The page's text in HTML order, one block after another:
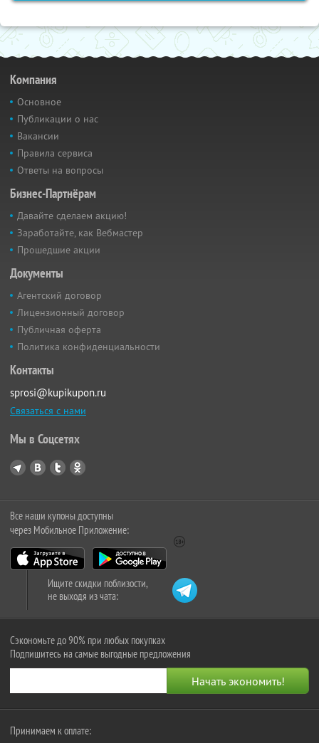
Компания
Основное
Публикации о нас
Вакансии
Правила сервиса
Ответы на вопросы
Бизнес-Партнёрам
Давайте сделаем акцию!
Заработайте, как Вебмастер
Прошедшие акции
Документы
Агентский договор
Лицензионный договор
Публичная оферта
Политика конфиденциальности
Контакты
sprosi@kupikupon.ru
Связаться с нами
Мы в Соцсетях
Все наши купоны доступны
через Мобильное Приложение:
Ищите скидки поблизости,
не выходя из чата:
Сэкономьте до 90% при любых покупках
Подпишитесь на самые выгодные предложения
Принимаем к оплате: